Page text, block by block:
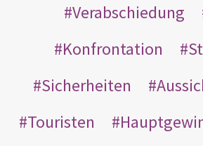
Verabschiedung
Konfrontation
Sicherheiten
Touristen